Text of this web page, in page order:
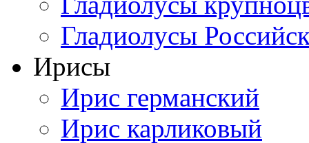
Гладиолусы
Ирисы
Ирис германский
Ирис карликовый